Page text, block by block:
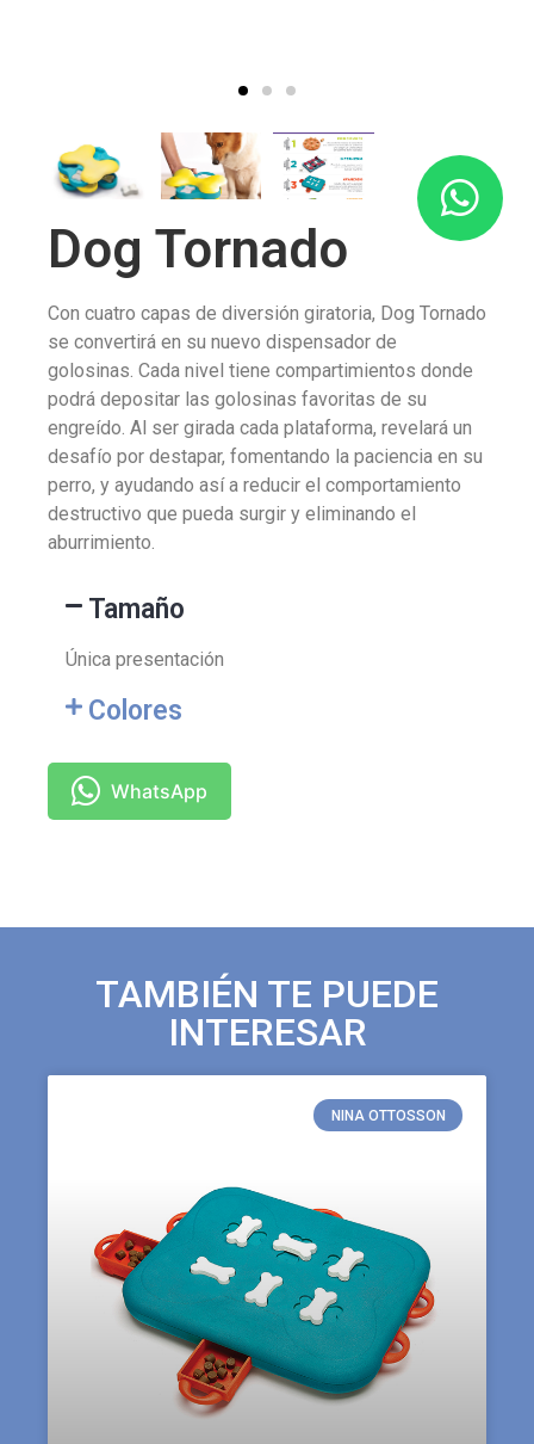
Dog Tornado
Con cuatro capas de diversión giratoria, Dog Tornado
se convertirá en su nuevo dispensador de
golosinas. Cada nivel tiene compartimientos donde
podrá depositar las golosinas favoritas de su
engreído. Al ser girada cada plataforma, revelará un
desafío por destapar, fomentando la paciencia en su
perro, y ayudando así a reducir el comportamiento
destructivo que pueda surgir y eliminando el
aburrimiento.
Tamaño
Única presentación
Colores
WhatsApp
TAMBIÉN TE PUEDE
INTERESAR
NINA OTTOSSON